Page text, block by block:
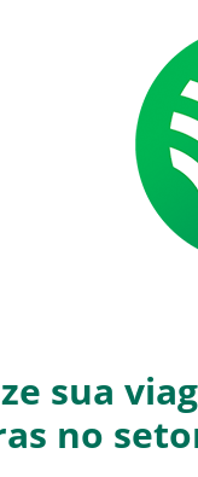
sua
no